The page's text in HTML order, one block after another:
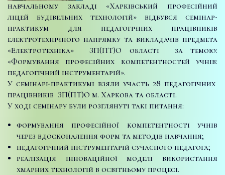
навчальному закладі «Харківський професійний
ліцей будівельних технологій» відбувся семінар-
практикум для педагогічних працівників
електротехнічного напрямку та викладачів предмета
«Електротехніка» ЗП(ПТ)О області за темою:
«Формування професійних компетентностей учнів:
педагогічний інструментарій».
У семінарі-практикумі взяли участь 28 педагогічних
працівників ЗП(ПТ)О м. Харкова та області.
У ході семінару були розглянуті такі питання:
формування професійної компетентності учнів
через вдосконалення форм та методів навчання;
педагогічний інструментарій сучасного педагога;
реалізація інноваційної моделі використання
хмарних технологій в освітньому процесі.